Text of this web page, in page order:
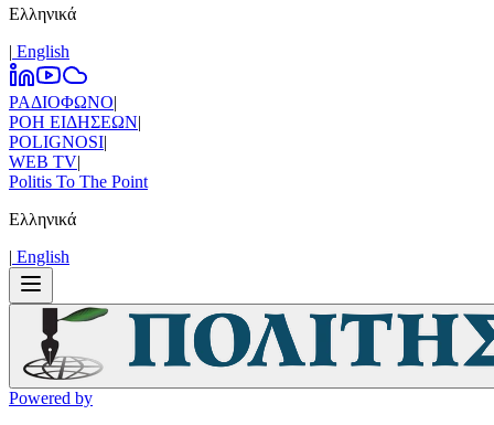
Ελληνικά
| Εnglish
ΡΑΔΙΟΦΩΝΟ|
ΡΟΗ ΕΙΔΗΣΕΩΝ|
POLIGNOSI|
WEB TV|
Politis To The Point
Ελληνικά
| Εnglish
Powered by